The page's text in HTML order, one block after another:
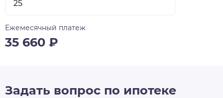
Ежемесячный платеж
35 660 ₽
Задать вопрос по ипотеке